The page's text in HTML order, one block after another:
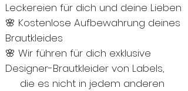
Leckereien für dich und deine Lieben
🌸 Kostenlose Aufbewahrung deines
Brautkleides
🌸 Wir führen für dich exklusive
Designer-Brautkleider von Labels,
die es nicht in jedem anderen